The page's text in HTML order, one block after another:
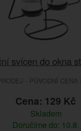
svícen do okna
- PŮVODNÍ CENA
Cena: 129 Kč
Skladem
Doručíme do: 10.8.